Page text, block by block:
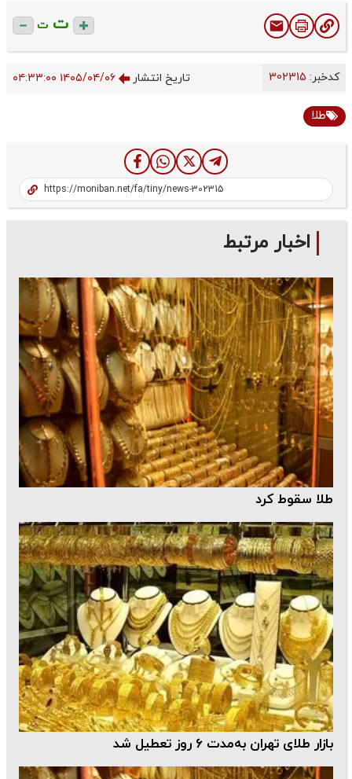
ت ت
کدخبر: تاریخ انتشار ۱۴۰۵/۰۴/۰۶ ۰۴:۳۳:۰۰
طلا
اخبار مرتبط
طلا سقوط کرد
بازار طلای تهران به‌مدت ۶ روز تعطیل شد